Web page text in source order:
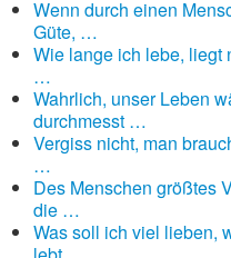
Wenn durch einen
Güte, …
Wie lange ich lebe, liegt
…
Wahrlich, unser Leben
durchmesst …
Vergiss nicht, man
…
Des Menschen größtes
die …
Was soll ich viel lieben,